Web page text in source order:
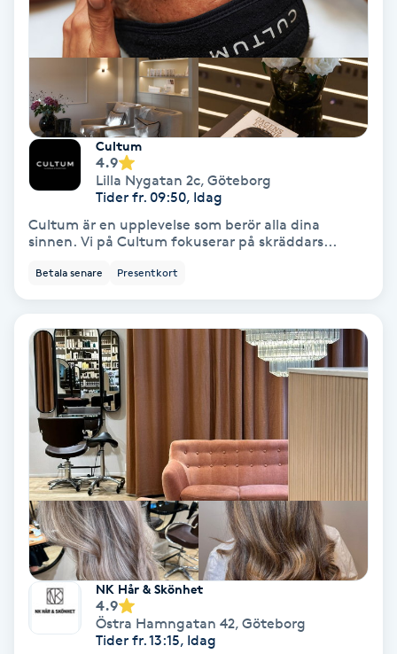
Pigmentbehandling
Pigmentfläckar
Plastikkirurgi
Powder brows
Power Yoga
PRP (Platelet Rich Plasma)
PRX-T33
Psoriasis
Radiofrekvens
Rakning
Reflexologi
Cultum
4.9
Lilla Nygatan 2c, Göteborg
Tider fr. 09:50, Idag
Cultum är en upplevelse som berör alla dina
sinnen. Vi på Cultum fokuserar på skräddars...
Betala senare Presentkort
NK Hår & Skönhet
4.9
Östra Hamngatan 42, Göteborg
Tider fr. 13:15, Idag